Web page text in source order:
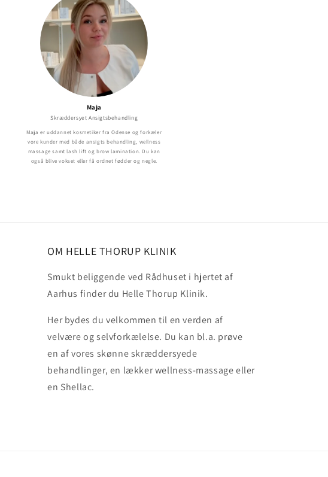
Maja
Skræddersyet Ansigtsbehandling
Maja er uddannet kosmetiker fra Odense og forkæler
vore kunder med både ansigts behandling, wellness
massage samt lash lift og brow lamination. Du kan
også blive vokset eller få ordnet fødder og negle.
OM HELLE THORUP KLINIK
Smukt beliggende ved Rådhuset i hjertet af
Aarhus finder du Helle Thorup Klinik.
Her bydes du velkommen til en verden af
velvære og selvforkælelse. Du kan bl.a. prøve
en af vores skønne skræddersyede
behandlinger, en lækker wellness-massage eller
en Shellac.